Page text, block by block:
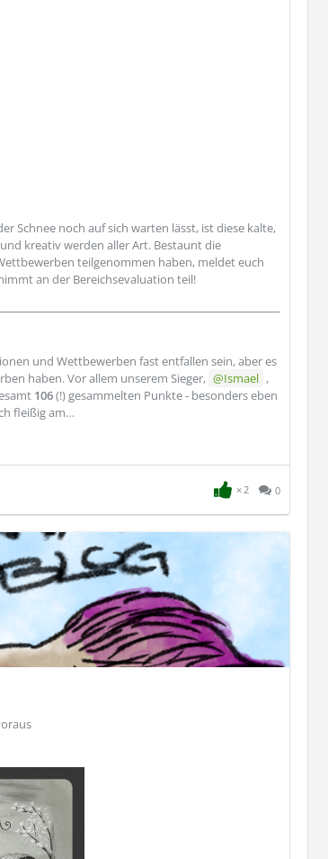
Schnee noch auf sich warten lässt, ist diese kalte,
kreativ werden aller Art. Bestaunt die
teilgenommen haben, meldet euch
an der Bereichsevaluation teil!
und Wettbewerben fast entfallen sein, aber es
haben. Vor allem unserem Sieger,
Ismael ,
106(!) gesammelten Punkte - besonders eben
fleißig am…
2 0